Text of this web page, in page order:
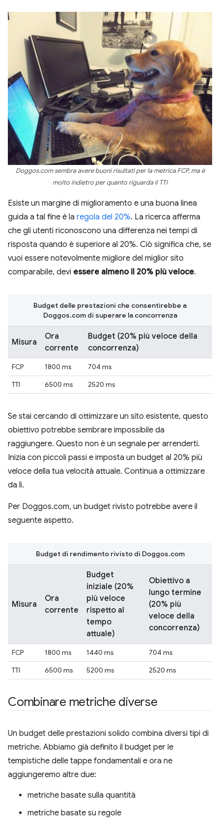
Doggos.com sembra avere buoni risultati per la metrica FCP, ma è
molto indietro per quanto riguarda il TTI
Esiste un margine di miglioramento e una buona linea
guida a tal fine è la regola del 20%. La ricerca afferma
che gli utenti riconoscono una differenza nei tempi di
risposta quando è superiore al 20%. Ciò significa che, se
vuoi essere notevolmente migliore del miglior sito
comparabile, devi essere almeno il 20% più veloce.
Misura
Ora
corrente
Budget (20% più veloce della
concorrenza)
FCP 1800 ms
704 ms
TTI
6500 ms 2520 ms
Budget delle prestazioni che consentirebbe a
Doggos.com di superare la concorrenza
Se stai cercando di ottimizzare un sito esistente, questo
obiettivo potrebbe sembrare impossibile da
raggiungere. Questo non è un segnale per arrenderti.
Inizia con piccoli passi e imposta un budget al 20% più
veloce della tua velocità attuale. Continua a ottimizzare
da lì.
Per Doggos.com, un budget rivisto potrebbe avere il
seguente aspetto.
Misura
Ora
corrente
Budget
iniziale (20%
più veloce
rispetto al
tempo
attuale)
Obiettivo a
lungo termine
(20% più
veloce della
concorrenza)
FCP 1800 ms 1440 ms
704 ms
TTI
6500 ms 5200 ms 2520 ms
Budget di rendimento rivisto di Doggos.com
Combinare metriche diverse
Un budget delle prestazioni solido combina diversi tipi di
metriche. Abbiamo già definito il budget per le
tempistiche delle tappe fondamentali e ora ne
aggiungeremo altre due:
metriche basate sulla quantità
metriche basate su regole